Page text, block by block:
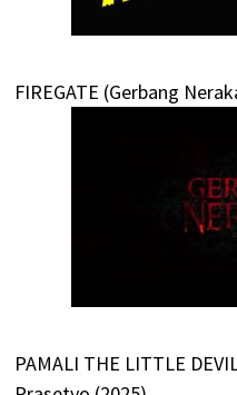
FIREGATE (Gerbang
PAMALI THE LITTLE